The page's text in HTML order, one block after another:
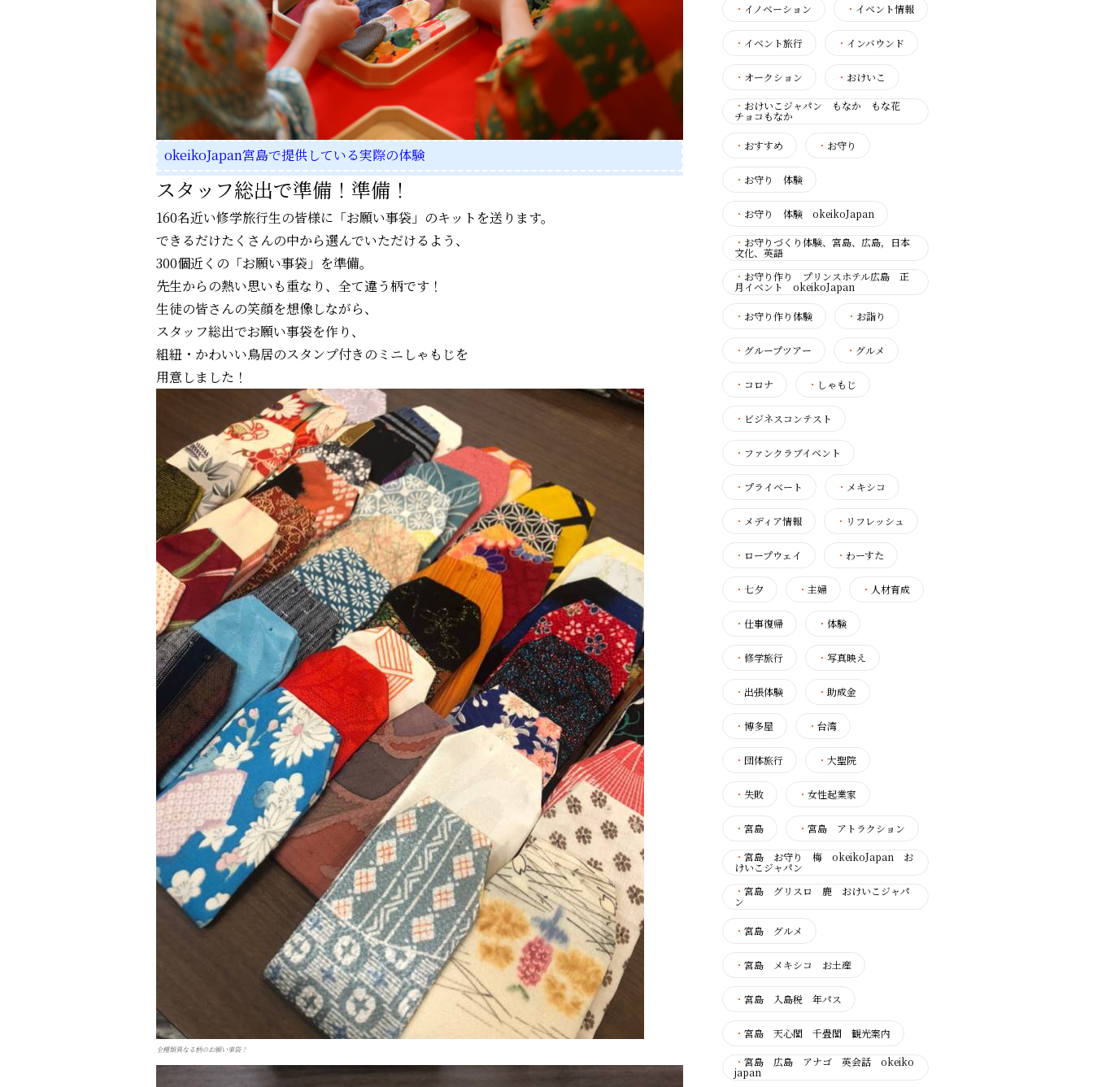
okeikoJapan宮島で提供している実際の体験
スタッフ総出で準備！準備！
160名近い修学旅行生の皆様に「お願い事袋」のキットを送ります。
できるだけたくさんの中から選んでいただけるよう、
300個近くの「お願い事袋」を準備。
先生からの熱い思いも重なり、全て違う柄です！
生徒の皆さんの笑顔を想像しながら、
スタッフ総出でお願い事袋を作り、
組紐・かわいい鳥居のスタンプ付きのミニしゃもじを
用意しました！
全種類異なる柄のお願い事袋！
・ イノベーション ・ イベント情報
・ イベント旅行 ・ インバウンド
・ オークション ・ おけいこ
・ おけいこジャパン もなか もな花
チョコもなか
・ おすすめ ・ お守り
・ お守り 体験
・ お守り 体験 okeikoJapan
・ お守りづくり体験、宮島、広島，日本
文化、英語
・ お守り作り プリンスホテル広島 正
月イベント okeikoJapan
・ お守り作り体験 ・ お詣り
・ グループツアー ・ グルメ
・ コロナ ・ しゃもじ
・ ビジネスコンテスト
・ ファンクラブイベント
・ プライベート ・ メキシコ
・ メディア情報 ・ リフレッシュ
・ ロープウェイ ・ わーすた
・ 七夕 ・ 主婦 ・ 人材育成
・ 仕事復帰 ・ 体験
・ 修学旅行 ・ 写真映え
・ 出張体験 ・ 助成金
・ 博多屋 ・ 台湾
・ 団体旅行 ・ 大聖院
・ 失敗 ・ 女性起業家
・ 宮島 ・ 宮島 アトラクション
・ 宮島 お守り 梅 okeikoJapan お
けいこジャパン
・ 宮島 グリスロ 鹿 おけいこジャパ
ン
・ 宮島 グルメ
・ 宮島 メキシコ お土産
・ 宮島 入島税 年パス
・ 宮島 天心閣 千畳閣 観光案内
・ 宮島 広島 アナゴ 英会話 okeiko
japan